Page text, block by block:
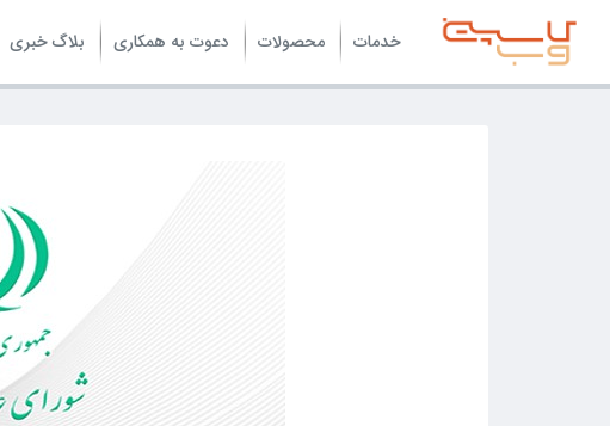
خدمات محصولات دعوت به همکاری بلاگ خبری